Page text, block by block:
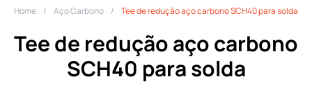
Home / Aço Carbono / Tee de redução aço carbono SCH40 para solda
Tee de redução aço carbono
SCH40 para solda